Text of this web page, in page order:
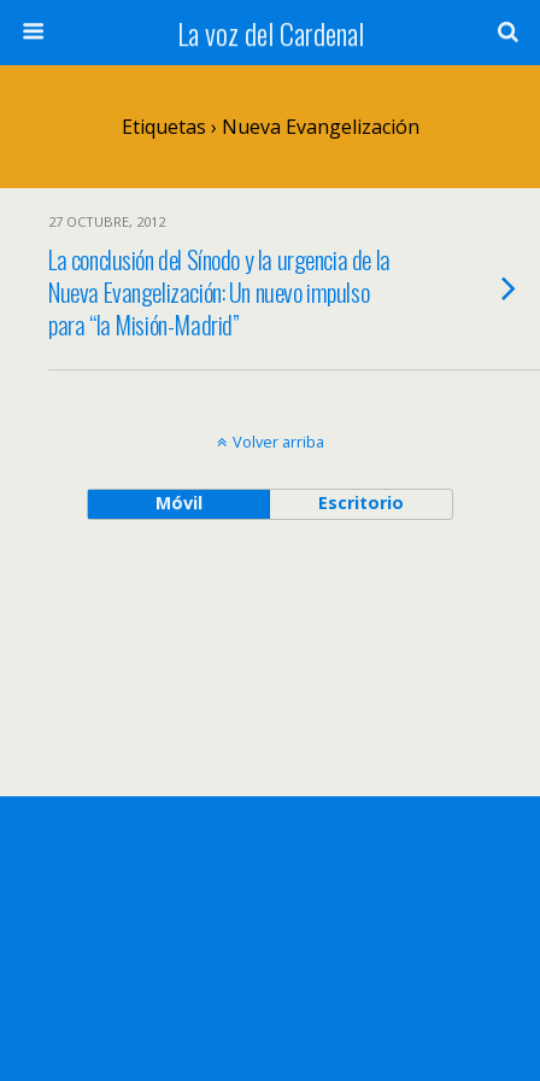
La voz del Cardenal
Etiquetas › Nueva Evangelización
27 OCTUBRE, 2012
La conclusión del Sínodo y la urgencia de la
Nueva Evangelización: Un nuevo impulso
para “la Misión-Madrid”
Volver arriba
Móvil Escritorio